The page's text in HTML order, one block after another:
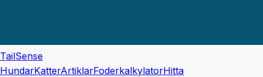
TailSense
HundarKatterArtiklarFoderkalkylatorHitta